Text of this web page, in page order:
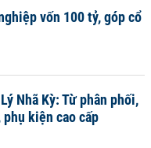
vốn 100 tỷ, góp cổ
Nhã Kỳ: Từ phân phối,
kiện cao cấp